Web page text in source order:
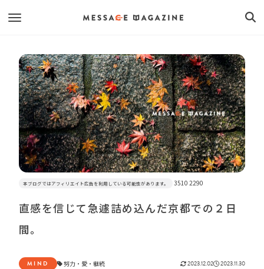
本ブログではアフィリエイト広告を利用している可能性があります。 3510 2290
直感を信じて急遽詰め込んだ京都での２日
間。
MIND 努力・ 愛・ 継続 2023.12.02 2023.11.30